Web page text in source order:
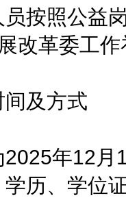
照公益岗
改革委工
及方式
年12月
历、学位